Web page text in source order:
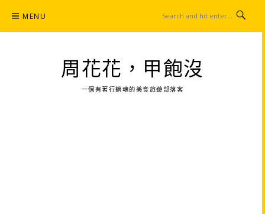
content
MENU
周花花，甲飽沒
一個有著行銷魂的美食旅遊部落客